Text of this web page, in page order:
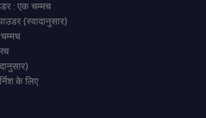
: एक चम्मच
(स्वादानुसार)
के लिए